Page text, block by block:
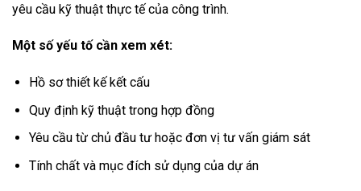
yêu cầu kỹ thuật thực tế của công trình.
Một số yếu tố cần xem xét:
Hồ sơ thiết kế kết cấu
Quy định kỹ thuật trong hợp đồng
Yêu cầu từ chủ đầu tư hoặc đơn vị tư vấn giám sát
Tính chất và mục đích sử dụng của dự án